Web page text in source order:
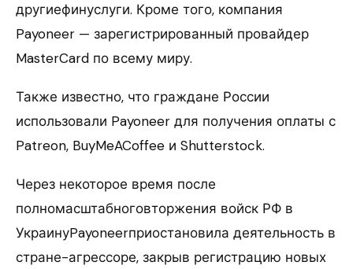
другиефинуслуги. Кроме того, компания
Payoneer — зарегистрированный провайдер
MasterCard по всему миру.
Также известно, что граждане России
использовали Payoneer для получения оплаты с
Patreon, BuyMeACoffee и Shutterstock.
Через некоторое время после
полномасштабноговторжения войск РФ в
УкраинуPayoneerприостановила деятельность в
стране-агрессоре, закрыв регистрацию новых